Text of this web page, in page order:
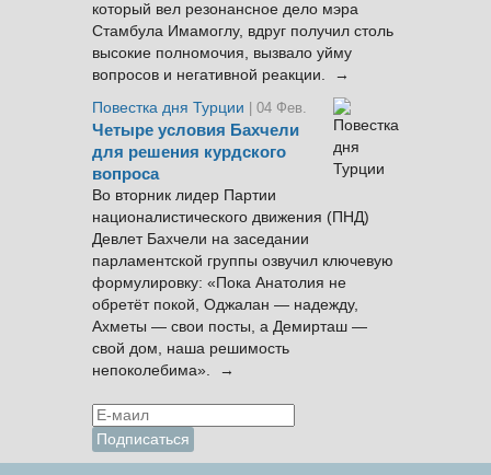
который вел резонансное дело мэра
Стамбула Имамоглу, вдруг получил столь
высокие полномочия, вызвало уйму
вопросов и негативной реакции. →
Повестка дня Турции
| 04 Фев.
Четыре условия Бахчели
для решения курдского
вопроса
Во вторник лидер Партии
националистического движения (ПНД)
Девлет Бахчели на заседании
парламентской группы озвучил ключевую
формулировку: «Пока Анатолия не
обретёт покой, Оджалан — надежду,
Ахметы — свои посты, а Демирташ —
свой дом, наша решимость
непоколебима». →